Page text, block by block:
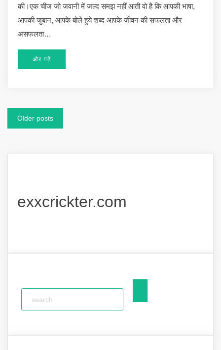
की।एक चीज जो जवानी में जल्द समझ नहीं आती वो है कि आपकी भाषा,
आपकी जुबान, आपके बोले हुये शब्द आपके जीवन की सफलता और
असफलता…
और पढ़ें
Posts
Older posts
exxcrickter.com